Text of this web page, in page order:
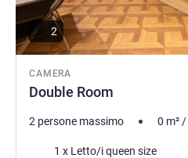
CAMERA
Double Room
2
2 persone massimo 0 m²/
Biancheria da letto
1 x Letto/i queen size